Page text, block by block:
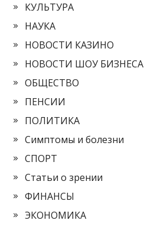
КУЛЬТУРА
НАУКА
НОВОСТИ КАЗИНО
НОВОСТИ ШОУ БИЗНЕСА
ОБЩЕСТВО
ПЕНСИИ
ПОЛИТИКА
Симптомы и болезни
СПОРТ
Статьи о зрении
ФИНАНСЫ
ЭКОНОМИКА